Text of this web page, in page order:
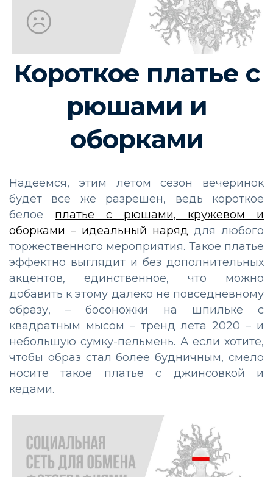
Короткое платье с
рюшами и
оборками
Надеемся, этим летом сезон вечеринок
будет все же разрешен, ведь короткое
белое платье с рюшами, кружевом и
оборками – идеальный наряд для любого
торжественного мероприятия. Такое платье
эффектно выглядит и без дополнительных
акцентов, единственное, что можно
добавить к этому далеко не повседневному
образу, – босоножки на шпильке с
квадратным мысом – тренд лета 2020 – и
небольшую сумку-пельмень. А если хотите,
чтобы образ стал более будничным, смело
носите такое платье с джинсовкой и
кедами.